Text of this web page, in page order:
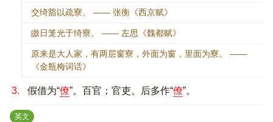
交绮豁以疏寮。 —— 张衡《西京赋》
皦日笼光于绮寮。 —— 左思《魏都赋》
原来是大人家，有两层窗寮，外面为窗，里面为寮。 ——
《金瓶梅词话》
3. 假借为“僚”。百官；官吏。后多作“僚”。
英文 ：